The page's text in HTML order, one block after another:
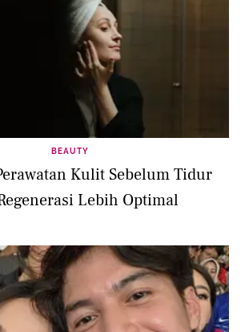
BEAUTY
Kulit Sebelum Tidur
Lebih Optimal